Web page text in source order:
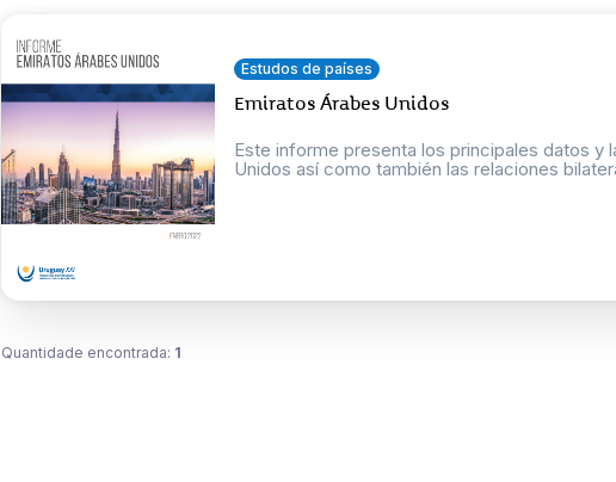
Estudos de países
Emiratos Árabes Unidos
Este informe presenta los principales datos y
Unidos así como también las relaciones
Quantidade encontrada: 1